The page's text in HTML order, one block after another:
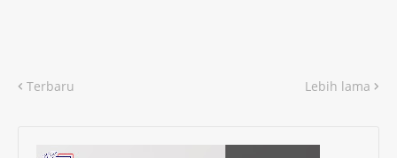
Terbaru Lebih lama